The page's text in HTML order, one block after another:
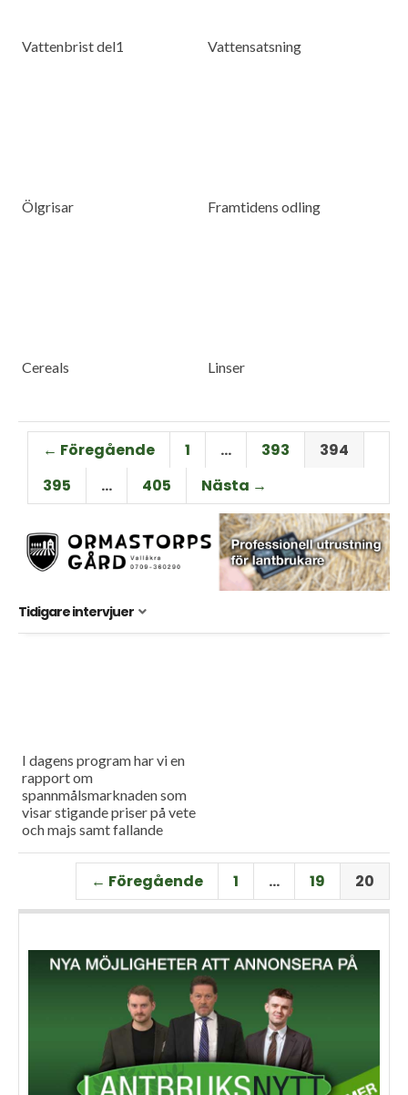
Vattenbrist del1 Vattensatsning
Ölgrisar Framtidens odling
Cereals Linser
← Föregående 1 … 393
394
395
… 405 Nästa →
Tidigare intervjuer
I dagens program har vi en
rapport om
spannmålsmarknaden som
visar stigande priser på vete
och majs samt fallande
premiär för vårt
måndagsprogram med en
längre intervju med Erik
Stjerndahl vd för HIR Skåne,
fältdagar.
← Föregående 1 … 19 20